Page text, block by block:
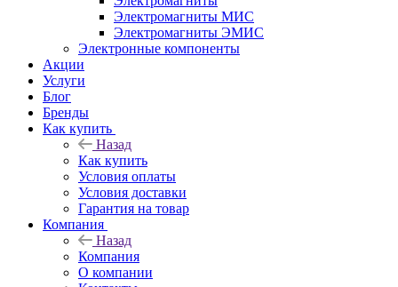
Электромагниты МИС
Электромагниты ЭМИС
Электронные компоненты
Акции
Услуги
Блог
Бренды
Как купить
Назад
Как купить
Условия оплаты
Условия доставки
Гарантия на товар
Компания
Назад
Компания
О компании